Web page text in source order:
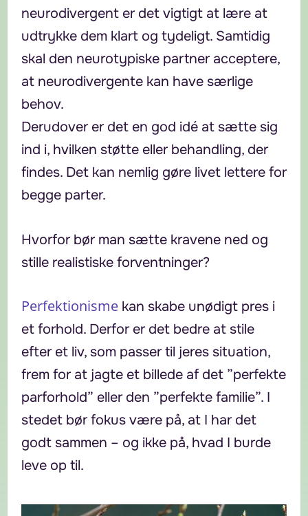
neurodivergent er det vigtigt at lære at
udtrykke dem klart og tydeligt. Samtidig
skal den neurotypiske partner acceptere,
at neurodivergente kan have særlige
behov.
Derudover er det en god idé at sætte sig
ind i, hvilken støtte eller behandling, der
findes. Det kan nemlig gøre livet lettere for
begge parter.
Hvorfor bør man sætte kravene ned og
stille realistiske forventninger?
Perfektionismekan skabe unødigt pres i
et forhold. Derfor er det bedre at stile
efter et liv, som passer til jeres situation,
frem for at jagte et billede af det ”perfekte
parforhold” eller den ”perfekte familie”. I
stedet bør fokus være på, at I har det
godt sammen – og ikke på, hvad I burde
leve op til.